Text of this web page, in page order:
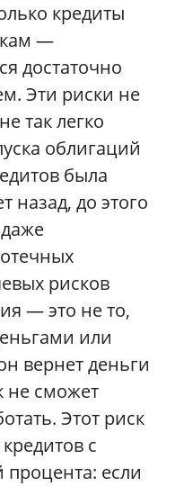
кредиты
—
достаточно
Эти риски не
так легко
облигаций
была
назад, до этого
рисков
— это не то,
или
вернет деньги
не сможет
Этот риск
с
если